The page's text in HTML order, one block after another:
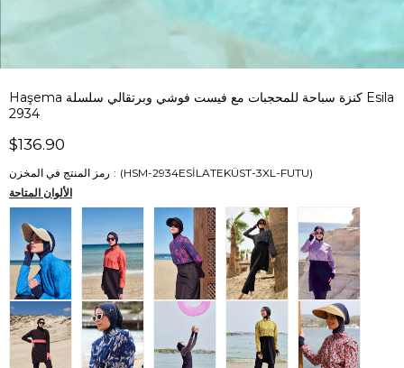
Haşema كنزة سباحة للمحجبات مع فيست فوشي وبرتقالي سلسلة Esila
2934
$136.90
رمز المنتج في المخزن
(HSM-2934ESİLATEKÜST-3XL-FUTU)
الألوان المتاحة